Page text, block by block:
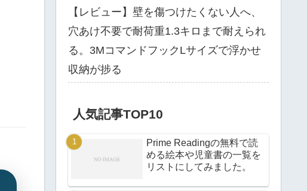
【レビュー】壁を傷つけたくない人へ、
穴あけ不要で耐荷重1.3キロまで耐えられ
る。3MコマンドフックLサイズで浮かせ
収納が捗る
人気記事TOP10
Prime Readingの無料で読
める絵本や児童書の一覧を
リストにしてみました。